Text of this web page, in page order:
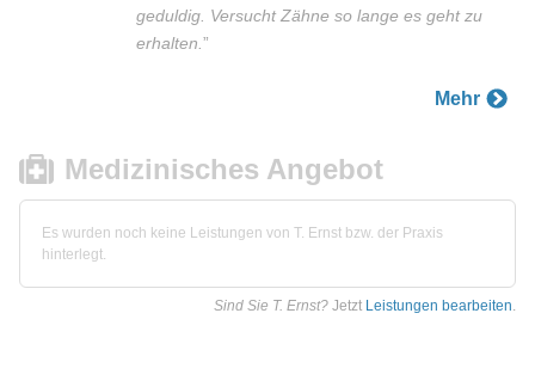
geduldig. Versucht Zähne so lange es geht zu
erhalten.”
Mehr
Medizinisches Angebot
Es wurden noch keine Leistungen von T. Ernst bzw. der Praxis
hinterlegt.
Sind Sie T. Ernst? Jetzt Leistungen bearbeiten.